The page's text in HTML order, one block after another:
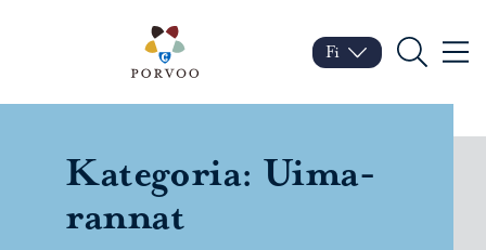
Porvoo – Siirry
Vaihda kieltä
Nykyinen kieli: Suomi
Fi
Hae
Ka­te­go­ria: Ui­ma­
ran­nat